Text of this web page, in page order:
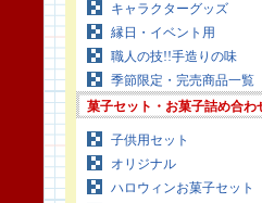
キャラクターグッズ
縁日・イベント用
職人の技!!手造りの味
季節限定・完売商品一覧
菓子セット・お菓子詰め合わ
子供用セット
オリジナル
ハロウィンお菓子セット